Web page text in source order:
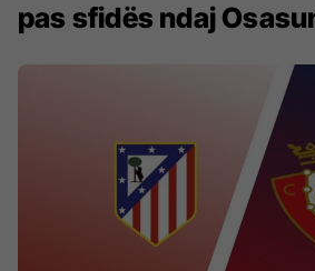
pas sfidës ndaj